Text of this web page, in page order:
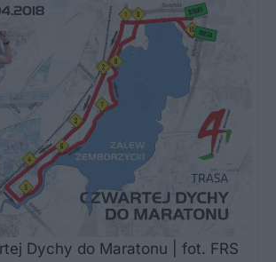
Dychy do Maratonu | fot. FRS